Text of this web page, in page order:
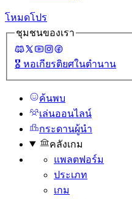
โหมดโปร
ชุมชนของเรา
🎖️ หอเกียรติยศในตํานาน
ค้นพบ
เล่นออนไลน์
กระดานผู้นํา
คลังเกม
แพลตฟอร์ม
ประเภท
เกม